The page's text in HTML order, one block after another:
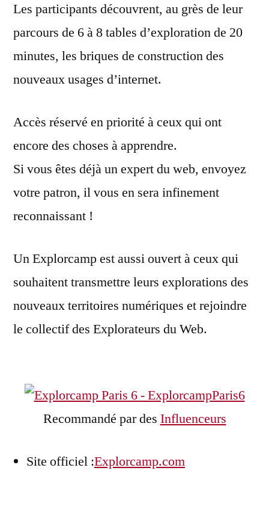
Les participants découvrent, au grès de leur
parcours de 6 à 8 tables d’exploration de 20
minutes, les briques de construction des
nouveaux usages d’internet.
Accès réservé en priorité à ceux qui ont
encore des choses à apprendre.
Si vous êtes déjà un expert du web, envoyez
votre patron, il vous en sera infinement
reconnaissant !
Un Explorcamp est aussi ouvert à ceux qui
souhaitent transmettre leurs explorations des
nouveaux territoires numériques et rejoindre
le collectif des Explorateurs du Web.
Recommandé par des Influenceurs
Site officiel :Explorcamp.com